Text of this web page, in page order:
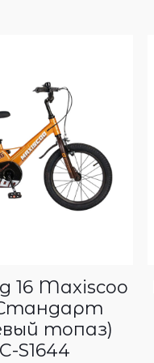
16 Maxiscoo
топаз)
S1644